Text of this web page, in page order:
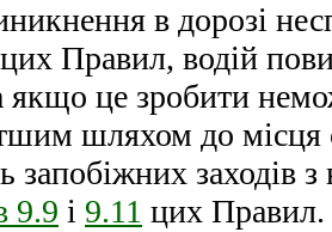
в дорозі
цих Правил, водій
якщо це зробити
шляхом до місця
запобіжних заходів
9.9 і 9.11 цих Правил.